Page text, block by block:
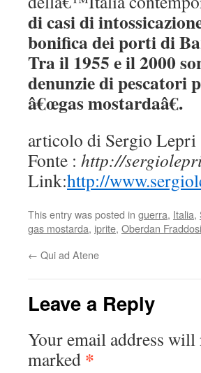
di casi di
bonifica dei porti di
Tra il 1955 e il 2000
denunzie di
â€œgas mostardaâ€.
articolo di Sergio Lepri
Fonte : http://
Link:http://
This entry was posted in guerra, Italia,
gas mostarda, iprite, Oberdan
← Qui ad Atene
Leave a Reply
Your email address
marked *